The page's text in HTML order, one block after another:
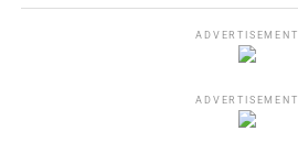
ADVERTISEMENT
ADVERTISEMENT